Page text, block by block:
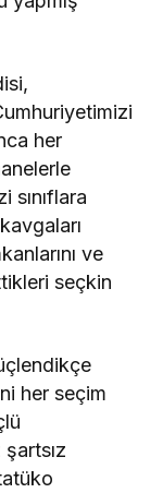
her
ve
seçkin
her seçim
şartsız